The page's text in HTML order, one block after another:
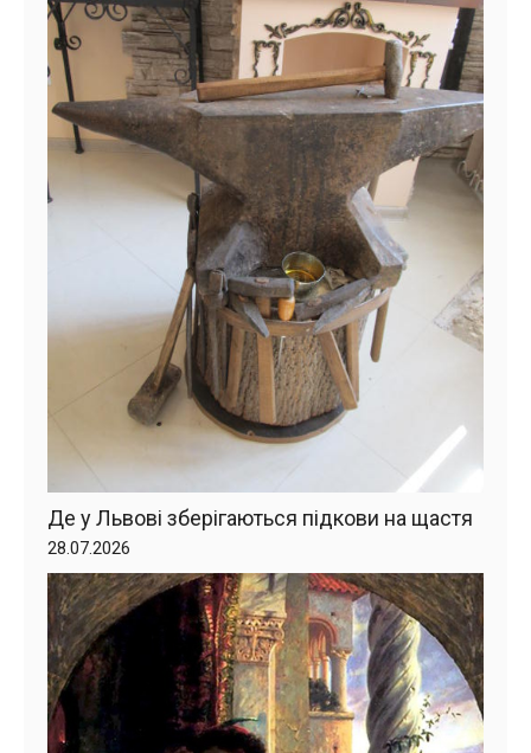
Де у Львові зберігаються підкови на щастя
28.07.2026